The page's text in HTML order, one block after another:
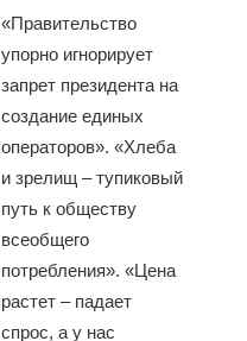
«Правительство
упорно игнорирует
запрет президента на
создание единых
операторов». «Хлеба
и зрелищ – тупиковый
путь к обществу
всеобщего
потребления». «Цена
растет – падает
спрос, а у нас